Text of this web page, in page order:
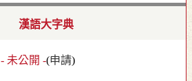
漢語大字典
- 未公開 -(申請)